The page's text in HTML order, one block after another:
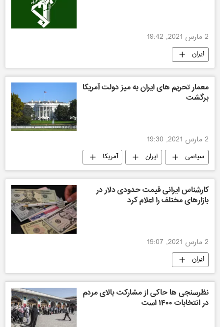
2 مارس 2021, 19:42
ایران
معمار تحریم‌ های ایران به میز دولت آمریکا
برگشت
2 مارس 2021, 19:30
سیاسی ایران
آمریکا
جهان
کارشناس ایرانی قیمت حدودی دلار در
بازارهای مختلف را اعلام کرد
2 مارس 2021, 19:07
ایران
نظرسنجی ‌ها حاکی از مشارکت بالای مردم
در انتخابات ۱۴۰۰ است